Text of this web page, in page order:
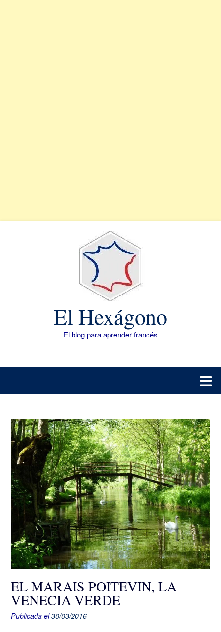
El Hexágono
El blog para aprender francés
EL MARAIS POITEVIN, LA
VENECIA VERDE
Publicada el30/03/2016